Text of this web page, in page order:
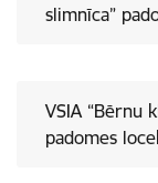
slimnīca”
VSIA “Bērnu
padomes